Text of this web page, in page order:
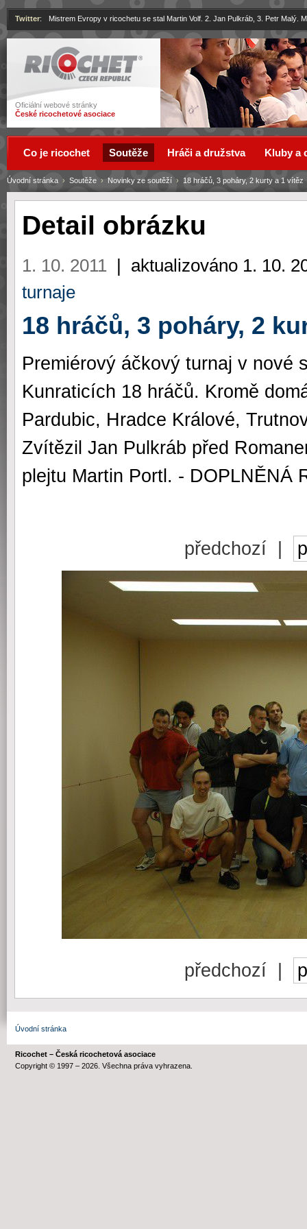
Ricochet
Oficiální webové stránky
České ricochetové asociace
Twitter: Mistrem Evropy v ricochetu se stal Martin Volf. 2. Jan Pulkráb, 3. Petr Malý.
Detail obrázku
1. 10. 2011 | aktualizováno 1. 10.
turnaje
18 hráčů, 3 poháry, 2
Premiérový áčkový turnaj v nové
Kunraticích 18 hráčů. Kromě
Pardubic, Hradce Králové,
Zvítězil Jan Pulkráb před
plejtu Martin Portl. - DOPLNĚNÁ
předchozí |
předchozí |
Úvodní stránka › Soutěže › Novinky ze soutěží › 18 hráčů, 3 poháry, 2 kurty a 1 vítěz
Co je ricochet Soutěže Hráči a družstva Kluby a
Úvodní stránka
Ricochet – Česká ricochetová asociace
Copyright © 1997 – 2026. Všechna práva vyhrazena.